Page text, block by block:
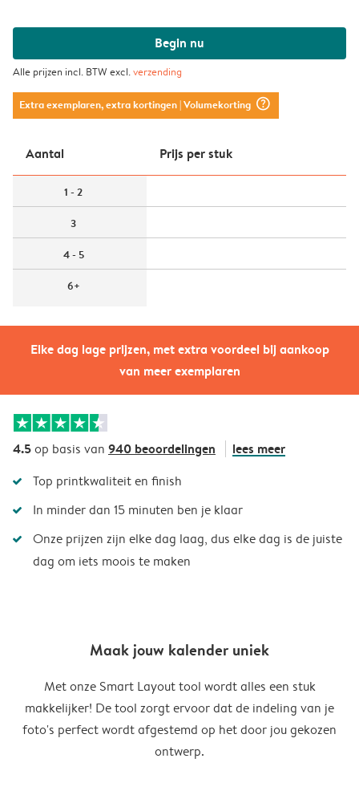
Elke dag lage prijzen, met extra voordeel bij aankoop
van meer exemplaren
Begin nu
Alle prijzen incl. BTW excl.verzending
Extra exemplaren, extra kortingen| Volumekorting question_mark_circle
Aantal Prijs per stuk
1 - 2
3
4 - 5
6+
4.5op basis van 940 beoordelingen lees meer
Top printkwaliteit en finish
In minder dan 15 minuten ben je klaar
Onze prijzen zijn elke dag laag, dus elke dag is de juiste
dag om iets moois te maken
Maak jouw kalender uniek
Met onze Smart Layout tool wordt alles een stuk
makkelijker! De tool zorgt ervoor dat de indeling van je
foto's perfect wordt afgestemd op het door jou gekozen
ontwerp.